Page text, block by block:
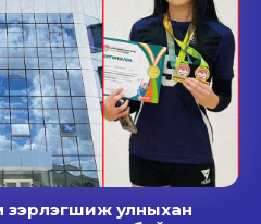
зэрлэгшиж улныхан